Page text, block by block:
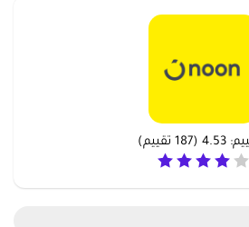
4.53
(
187 تقييم)